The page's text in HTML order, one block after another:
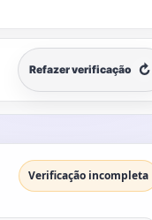
Refazer verificação ↻
Verificação incompleta